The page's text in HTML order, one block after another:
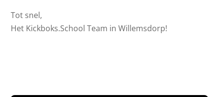
Tot snel,
Het Kickboks.School Team in Willemsdorp!